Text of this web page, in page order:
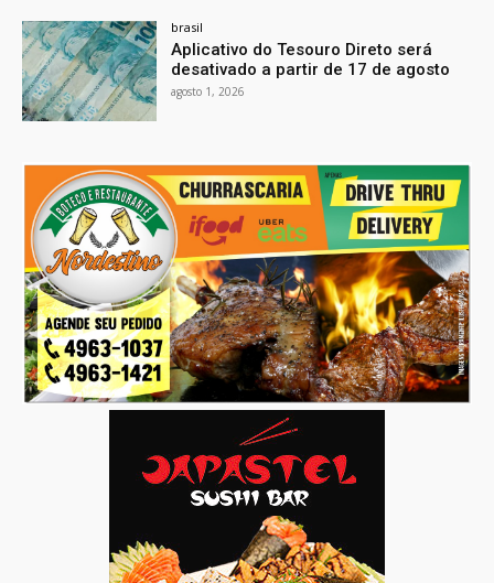
brasil
Aplicativo do Tesouro Direto será
desativado a partir de 17 de agosto
agosto 1, 2026